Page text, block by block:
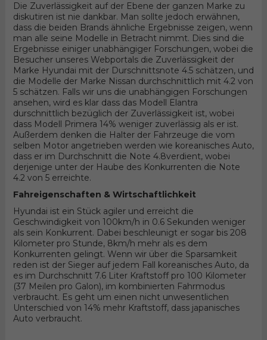
Die Zuverlässigkeit auf der Ebene der ganzen Marke zu
diskutiren ist nie dankbar. Man sollte jedoch erwähnen,
dass die beiden Brands ähnliche Ergebnisse zeigen, wenn
man alle seine Modelle in Betracht nimmt. Dies sind die
Ergebnisse einiger unabhängiger Forschungen, wobei die
Besucher unseres Webportals die Zuverlässigkeit der
Marke Hyundai mit der Durschnittsnote 4.5 schätzen, und
die Modelle der Marke Nissan durchschnittlich mit 4.2 von
5 schätzen. Falls wir uns die unabhängigen Forschungen
ansehen, wird es klar dass das Modell Elantra
durschnittlich bezüglich der Zuverlässigkeit ist, wobei
dass Modell Primera 14% weniger zuverlässig als er ist.
Außerdem denken die Halter der Fahrzeuge die vom
selben Motor angetrieben werden wie koreanisches Auto,
dass er im Durchschnitt die Note 4.8verdient, wobei
derjenige unter der Haube des Konkurrenten die Note
4.2 von 5 erreichte.
Fahreigenschaften & Wirtschaftlichkeit
Hyundai ist ein Stück agiler und erreicht die
Geschwindigkeit von 100km/h in 0.6 Sekunden weniger
als sein Konkurrent. Dabei beschleunigt er sogar bis 208
Kilometer pro Stunde, 8km/h mehr als es dem
Konkurrenten gelingt. Wenn wir über die Sparsamkeit
reden ist der Sieger auf jedem Fall koreanisches Auto, da
es im Durchschnitt 7.6 Liter Kraftstoff pro 100 Kilometer
(37 Meilen pro Galon), im kombinierten Fahrmodus
verbraucht. Es geht um einen nicht unwesentlichen
Unterschied von 14% mehr Kraftstoff, dass japanisches
Auto verbraucht.